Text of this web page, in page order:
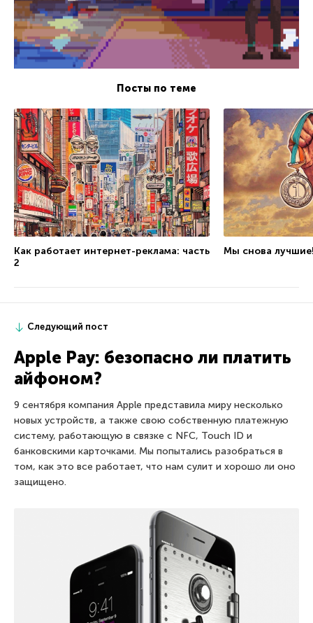
Посты по теме
Как работает интернет-реклама: часть
2
Мы снова
Следующий пост
Apple Pay: безопасно ли платить
айфоном?
9 сентября компания Apple представила миру несколько
новых устройств, а также свою собственную платежную
систему, работающую в связке с NFC, Touch ID и
банковскими карточками. Мы попытались разобраться в
том, как это все работает, что нам сулит и хорошо ли оно
защищено.